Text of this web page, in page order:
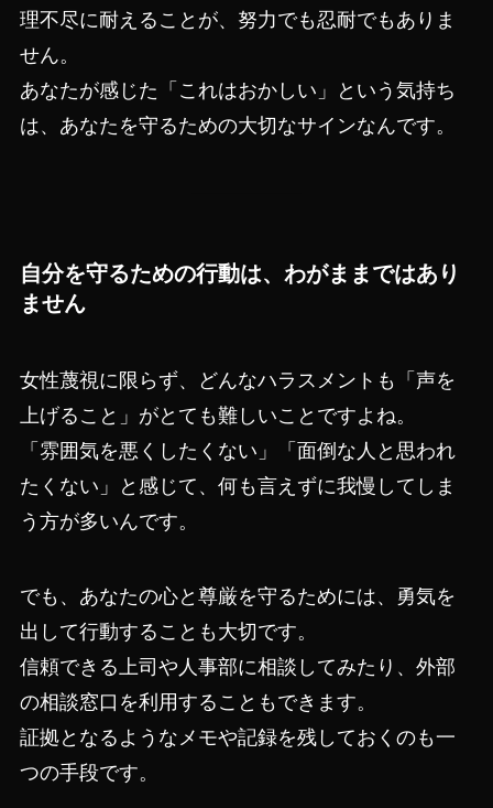
理不尽に耐えることが、努力でも忍耐でもありま
せん。
あなたが感じた「これはおかしい」という気持ち
は、あなたを守るための大切なサインなんです。
自分を守るための行動は、わがままではあり
ません
女性蔑視に限らず、どんなハラスメントも「声を
上げること」がとても難しいことですよね。
「雰囲気を悪くしたくない」「面倒な人と思われ
たくない」と感じて、何も言えずに我慢してしま
う方が多いんです。
でも、あなたの心と尊厳を守るためには、勇気を
出して行動することも大切です。
信頼できる上司や人事部に相談してみたり、外部
の相談窓口を利用することもできます。
証拠となるようなメモや記録を残しておくのも一
つの手段です。